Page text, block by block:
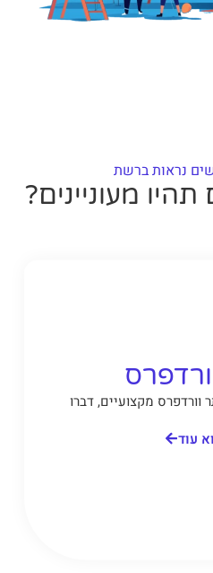
נראות ברשת
מעוניינים?
וורדפרס מקצועיים, דברו
עוד